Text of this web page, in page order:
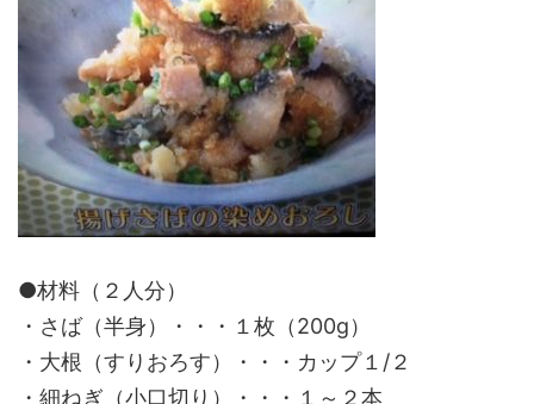
●材料（２人分）
・さば（半身）・・・１枚（200g）
・大根（すりおろす）・・・カップ１/２
・細ねぎ（小口切り）・・・１～２本